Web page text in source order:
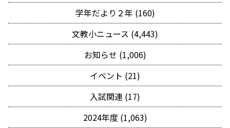
学年だより２年 (160)
文教小ニュース (4,443)
お知らせ (1,006)
イベント (21)
入試関連 (17)
2024年度 (1,063)